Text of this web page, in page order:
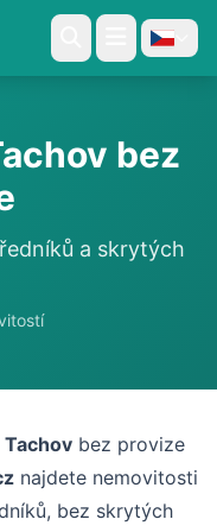
bez
a skrytých
Tachov bez provize
najdete nemovitosti
bez skrytých